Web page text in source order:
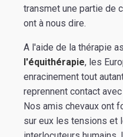
transmet une partie de
ont à nous dire.
A l'aide de la thérapie
l'équithérapie, les
enracinement tout
reprennent contact
Nos amis chevaux ont
sur eux les tensions et